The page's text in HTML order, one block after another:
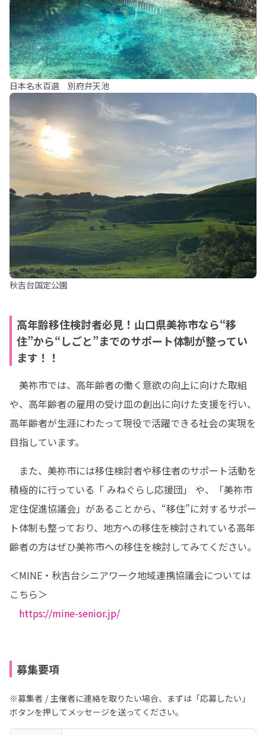
日本名水百選 別府弁天池
秋吉台国定公園
高年齢移住検討者必見！山口県美祢市なら“移
住”から“しごと”までのサポート体制が整ってい
ます！！
美祢市では、高年齢者の働く意欲の向上に向けた取組
や、高年齢者の雇用の受け皿の創出に向けた支援を行い、
高年齢者が生涯にわたって現役で活躍できる社会の実現を
目指しています。
また、美祢市には移住検討者や移住者のサポート活動を
積極的に行っている「 みねぐらし応援団」 や、「美祢市
定住促進協議会」があることから、“移住”に対するサポー
ト体制も整っており、地方への移住を検討されている高年
齢者の方はぜひ美祢市への移住を検討してみてください。
＜MINE・秋吉台シニアワーク地域連携協議会については
こちら＞
https://mine-senior.jp/
募集要項
※募集者 / 主催者に連絡を取りたい場合、まずは「応募したい」
ボタンを押してメッセージを送ってください。